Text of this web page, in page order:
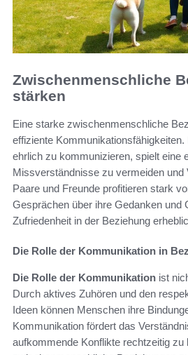
Zwischenmenschliche
stärken
Eine starke zwischenmenschliche
effiziente
ehrlich zu kommunizieren, spielt eine
Missverständnisse zu vermeiden und
Paare und Freunde profitieren stark
Gesprächen über ihre Gedanken und
Zufriedenheit in der Beziehung
Die Rolle der Kommunikation in
Die Rolle der Kommunikation ist
Durch aktives Zuhören und den
Ideen können Menschen ihre
Kommunikation fördert das
aufkommende Konflikte rechtzeitig zu